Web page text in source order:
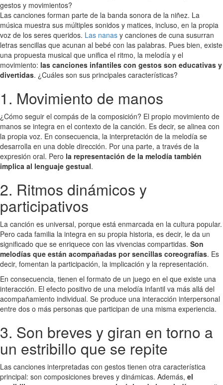
gestos y movimientos?
Las canciones forman parte de la banda sonora de la niñez. La
música muestra sus múltiples sonidos y matices, incluso, en la propia
voz de los seres queridos. Las nanas y canciones de cuna susurran
letras sencillas que acunan al bebé con las palabras. Pues bien, existe
una propuesta musical que unifica el ritmo, la melodía y el
movimiento: las canciones infantiles con gestos son educativas y
divertidas. ¿Cuáles son sus principales características?
1. Movimiento de manos
¿Cómo seguir el compás de la composición? El propio movimiento de
manos se integra en el contexto de la canción. Es decir, se alinea con
la propia voz. En consecuencia, la interpretación de la melodía se
desarrolla en una doble dirección. Por una parte, a través de la
expresión oral. Pero la representación de la melodía también
implica al lenguaje gestual.
2. Ritmos dinámicos y
participativos
La canción es universal, porque está enmarcada en la cultura popular.
Pero cada familia la integra en su propia historia, es decir, le da un
significado que se enriquece con las vivencias compartidas. Son
melodías que están acompañadas por sencillas coreografías. Es
decir, fomentan la participación, la implicación y la representación.
En consecuencia, tienen el formato de un juego en el que existe una
interacción. El efecto positivo de una melodía infantil va más allá del
acompañamiento individual. Se produce una interacción interpersonal
entre dos o más personas que participan de una misma experiencia.
3. Son breves y giran en torno a
un estribillo que se repite
Las canciones interpretadas con gestos tienen otra característica
principal: son composiciones breves y dinámicas. Además, el